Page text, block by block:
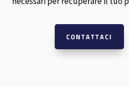
CONTATTACI